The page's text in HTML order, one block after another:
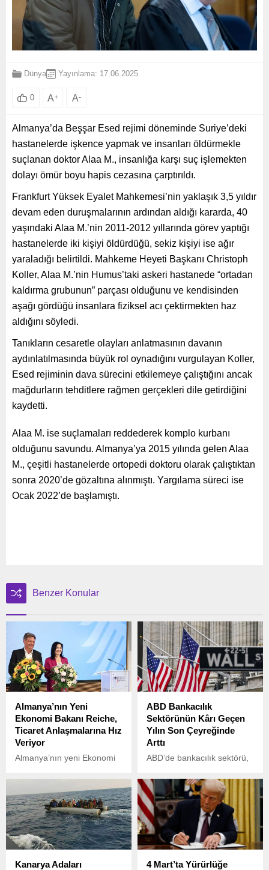
Dünya Yayınlama: 17.06.2025
0 A+ A-
Almanya’da Beşşar Esed rejimi döneminde Suriye’deki
hastanelerde işkence yapmak ve insanları öldürmekle
suçlanan doktor Alaa M., insanlığa karşı suç işlemekten
dolayı ömür boyu hapis cezasına çarptırıldı.
Frankfurt Yüksek Eyalet Mahkemesi’nin yaklaşık 3,5 yıldır
devam eden duruşmalarının ardından aldığı kararda, 40
yaşındaki Alaa M.’nin 2011-2012 yıllarında görev yaptığı
hastanelerde iki kişiyi öldürdüğü, sekiz kişiyi ise ağır
yaraladığı belirtildi. Mahkeme Heyeti Başkanı Christoph
Koller, Alaa M.’nin Humus’taki askeri hastanede “ortadan
kaldırma grubunun” parçası olduğunu ve kendisinden
aşağı gördüğü insanlara fiziksel acı çektirmekten haz
aldığını söyledi.
Tanıkların cesaretle olayları anlatmasının davanın
aydınlatılmasında büyük rol oynadığını vurgulayan Koller,
Esed rejiminin dava sürecini etkilemeye çalıştığını ancak
mağdurların tehditlere rağmen gerçekleri dile getirdiğini
kaydetti.
Alaa M. ise suçlamaları reddederek komplo kurbanı
olduğunu savundu. Almanya’ya 2015 yılında gelen Alaa
M., çeşitli hastanelerde ortopedi doktoru olarak çalıştıktan
sonra 2020’de gözaltına alınmıştı. Yargılama süreci ise
Ocak 2022’de başlamıştı.
Benzer Konular
Almanya’nın Yeni
Ekonomi Bakanı Reiche,
Ticaret Anlaşmalarına Hız
Veriyor
Almanya’nın yeni Ekonomi
Katherina Reiche, görevi
Robert Habeck’ten
devralarak küresel ticaret
ilişkilerinde daha aktif bir
dönem başlatacaklarının
sinyalini verdi.
ABD Bankacılık
Sektörünün Kârı Geçen
Yılın Son Çeyreğinde
Arttı
ABD’de bankacılık sektörü,
çeyreğinde kârını yüzde 2,3
artırarak 66,8 milyar dolara
yükseltti.
Kanarya Adaları
4 Mart’ta Yürürlüğe